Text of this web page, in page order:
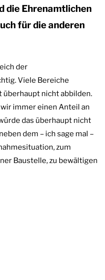
die Ehrenamtlichen
für die anderen
der
Viele Bereiche
überhaupt nicht abbilden.
immer einen Anteil an
das überhaupt nicht
dem – ich sage mal –
zum
Baustelle, zu bewältigen